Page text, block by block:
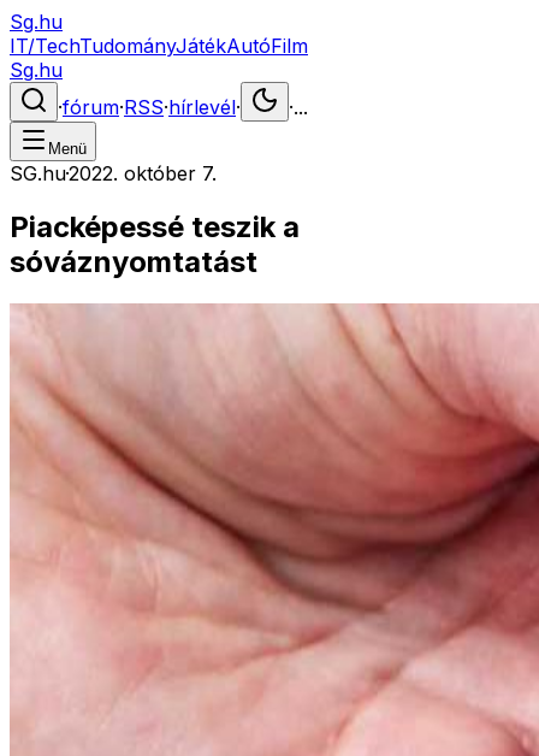
Sg.hu
IT/TechTudományJátékAutóFilm
Sg.hu
·fórum·RSS·hírlevél· ·...
Menü
SG.hu·2022. október 7.
Piacképessé teszik a
sóváznyomtatást